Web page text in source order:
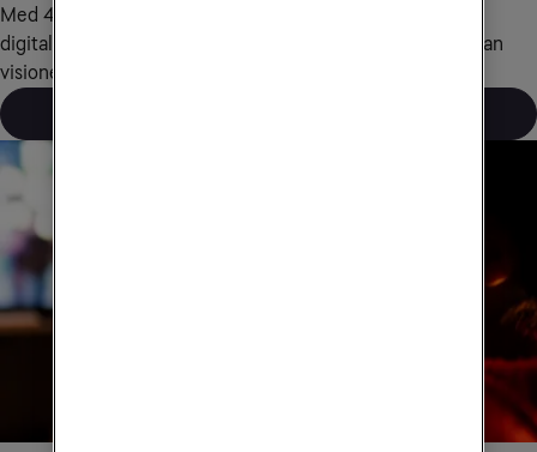
Med 4G kom idéerna om uppkopplade enheter och
digitaliserade, effektiva och resurssnåla flöden. Med 5G kan
visionerna bli verklighet.